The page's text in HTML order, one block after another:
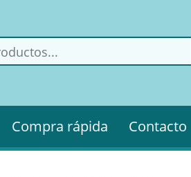
Compra rápida Contacto